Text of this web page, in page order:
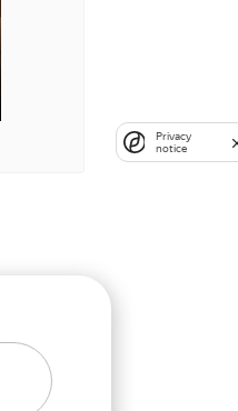
Privacy
notice